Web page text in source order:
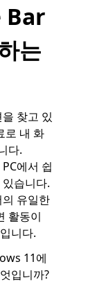
Bar
는
찾고 있
로 내 화
다.
에서 쉽
습니다.
유일한
활동이
니다.
11에
입니까?